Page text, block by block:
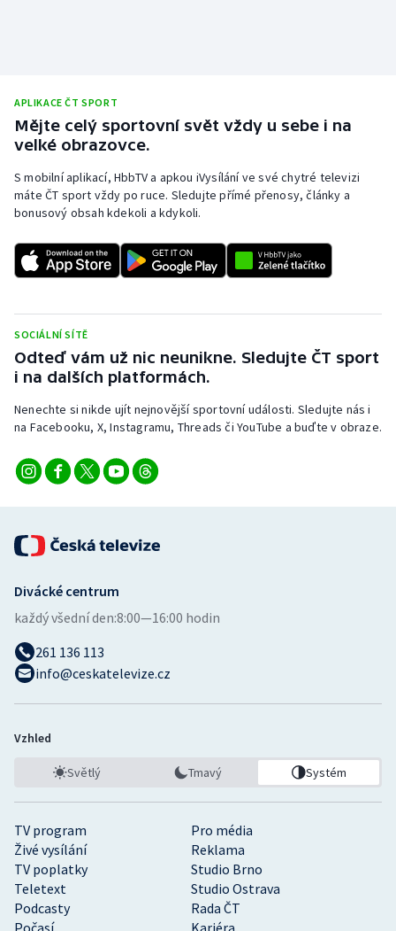
APLIKACE ČT SPORT
Mějte celý sportovní svět vždy u sebe i na
velké obrazovce.
S mobilní aplikací, HbbTV a apkou iVysílání ve své chytré televizi
máte ČT sport vždy po ruce. Sledujte přímé přenosy, články a
bonusový obsah kdekoli a kdykoli.
SOCIÁLNÍ SÍTĚ
Odteď vám už nic neunikne. Sledujte ČT sport
i na dalších platformách.
Nenechte si nikde ujít nejnovější sportovní události. Sledujte nás i
na Facebooku, X, Instagramu, Threads či YouTube a buďte v obraze.
TV program
Pro média
Živé vysílání
Reklama
TV poplatky
Studio Brno
Teletext
Studio Ostrava
Podcasty
Rada ČT
Počasí
Kariéra
Divácké centrum
každý všední den:8:00—16:00 hodin
261 136 113
info@ceskatelevize.cz
Vzhled
Světlý Tmavý Systém